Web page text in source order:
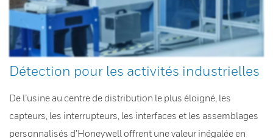
Détection pour les activités industrielles
De l’usine au centre de distribution le plus éloigné, les
capteurs, les interrupteurs, les interfaces et les assemblages
personnalisés d’Honeywell offrent une valeur inégalée en